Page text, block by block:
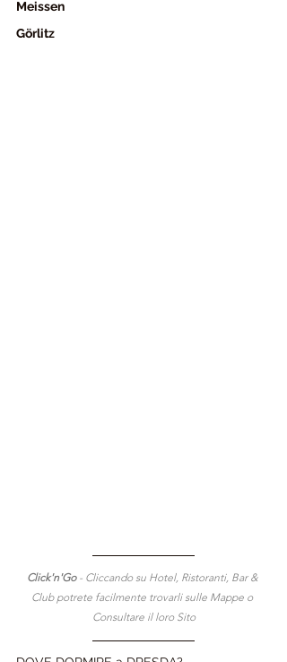
Meissen
Görlitz
Click'n'Go - Cliccando su Hotel, Ristoranti, Bar &
Club potrete facilmente trovarli sulle Mappe o
Consultare il loro Sito